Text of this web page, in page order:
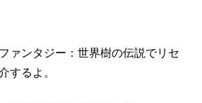
ァンタジー：世界樹の伝説でリセ
するよ。